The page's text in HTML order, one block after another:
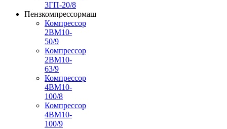
3ГП-20/8
Пензкомпрессормаш
Компрессор
2ВМ10-
50/9
Компрессор
2ВМ10-
63/9
Компрессор
4ВМ10-
100/8
Компрессор
4ВМ10-
100/9